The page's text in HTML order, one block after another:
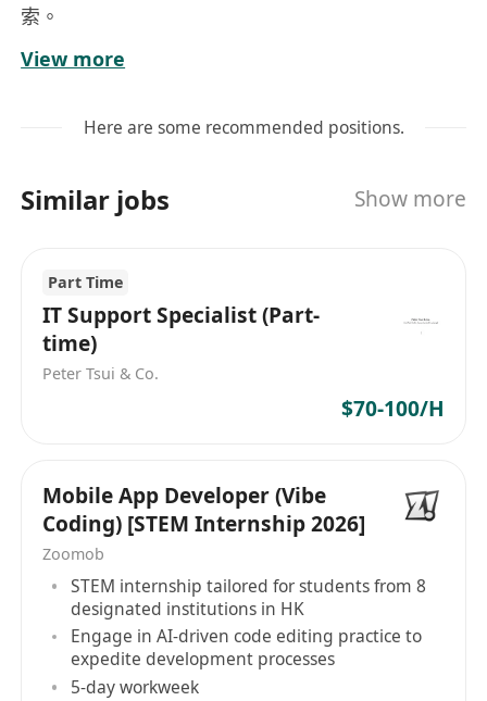
索。
- 参与前后端的方案设计及技术调研。
- 对竞品进行分析、学习。
任职资格
备)
项目。(必备)
- 有应用内支付IAP相关经验、厂商联运。(优先)
- 有互联网广告从业经验。(优先)
- 熟练使用命令行工具及自动化脚本者。(优先)
- 掌握Flutter的核心原理，熟悉Flutter基本组件、生
- 掌握Flutter包及插件的编写。
- 熟悉Flutter各版本间的差异、Android与iOS平台
间的差异。
- 熟悉CI/CD、Gradle、XCode构建。
- 熟悉不同平台的多渠道打包、签名机制。
- 熟悉应用商店上架规范及要求。
- 熟练使用Git版本控制工具(以命令行方式)。
View more
Here are some recommended positions.
Similar jobs Show more
Part Time
IT Support Specialist (Part-
time)
Peter Tsui & Co.
$70-100/H
Mobile App Developer (Vibe
Coding) [STEM Internship 2026]
Zoomob
STEM internship tailored for students from 8
designated institutions in HK
Engage in AI-driven code editing practice to
expedite development processes
5-day workweek